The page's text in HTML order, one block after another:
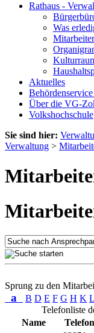
Rathaus -
Was
Mitarbeiter
Aktuelles
Über die VG-
Volkshochschule
Sie sind hier:
Verwaltung >
Sprung zu den
a B D E F G H K L
Telefonliste
Name
Telefon